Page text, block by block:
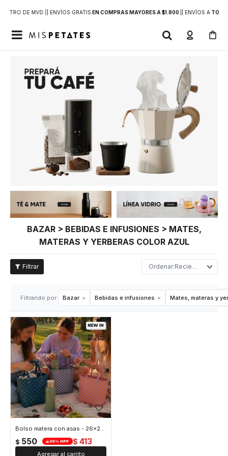
DE MVD | | ENVÍOS GRATIS EN COMPRAS MAYORES A $1.800 | ENVÍOS ATODO

BAZAR > BEBIDAS E INFUSIONES > MATES,
MATERAS Y YERBERAS COLOR AZUL
Recientes
Filtrando por: Bazar Bebidas e infusiones Mates, materas y
Bolso matera con asas - 26x24x10cm - Azul
$ 550 $ 413